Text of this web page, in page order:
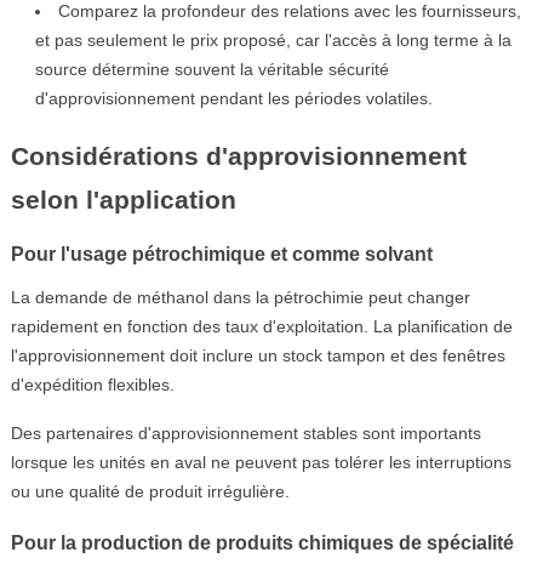
Comparez la profondeur des relations avec les fournisseurs,
et pas seulement le prix proposé, car l'accès à long terme à la
source détermine souvent la véritable sécurité
d'approvisionnement pendant les périodes volatiles.
Considérations d'approvisionnement
selon l'application
Pour l'usage pétrochimique et comme solvant
La demande de méthanol dans la pétrochimie peut changer
rapidement en fonction des taux d'exploitation. La planification de
l'approvisionnement doit inclure un stock tampon et des fenêtres
d'expédition flexibles.
Des partenaires d'approvisionnement stables sont importants
lorsque les unités en aval ne peuvent pas tolérer les interruptions
ou une qualité de produit irrégulière.
Pour la production de produits chimiques de spécialité